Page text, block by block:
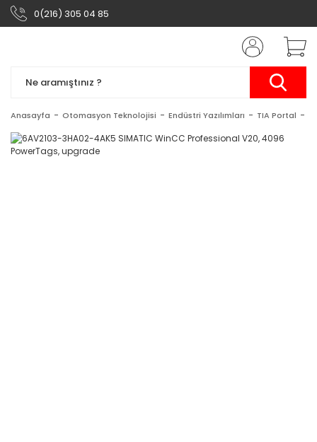
0(216) 305 04 85
Anasayfa Otomasyon Teknolojisi Endüstri Yazılımları TIA Portal